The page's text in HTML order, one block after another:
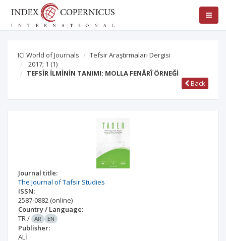
ICI World of Journals
Tefsir Araştırmaları Dergisi
2017; 1 (1)
TEFSİR İLMİNİN TANIMI: MOLLA FENÂRÎ ÖRNEĞİ
Back
Journal title:
The Journal of Tafsir Studies
ISSN:
2587-0882 (online)
Country / Language:
TR/ AR EN
Publisher:
ALİ